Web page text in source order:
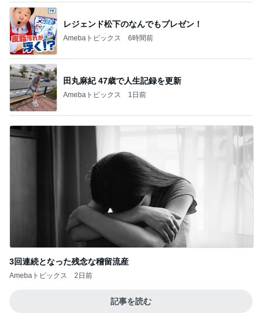
レジェンド松下のなんでもプレゼン！
Amebaトピックス 6時間前
田丸麻紀 47歳で人生記録を更新
Amebaトピックス 1日前
3回連続となった残念な稽留流産
Amebaトピックス 2日前
記事を読む